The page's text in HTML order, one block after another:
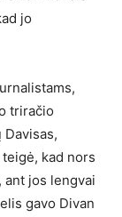
jo
triračio
kad nors
jos lengvai
gavo Divan